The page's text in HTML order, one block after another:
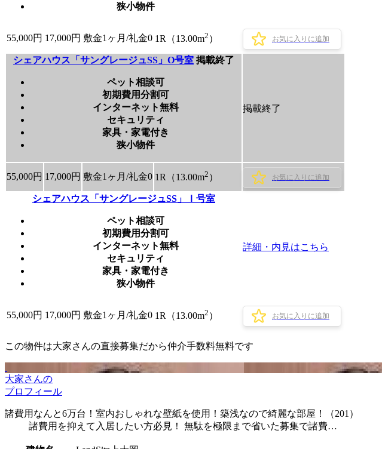
狭小物件
55,000円 17,000円 敷金1ヶ月/礼金0 1R（13.00m2 ） お気に入りに追加
シェアハウス「サングレージュSS」O号室 掲載終了
ペット相談可
初期費用分割可
インターネット無料
セキュリティ
家具・家電付き
狭小物件
掲載終了
55,000円 17,000円 敷金1ヶ月/礼金0 1R（13.00m2 ） お気に入りに追加
シェアハウス「サングレージュSS」Ｉ号室
ペット相談可
初期費用分割可
インターネット無料
セキュリティ
家具・家電付き
狭小物件
詳細・内見はこちら
55,000円 17,000円 敷金1ヶ月/礼金0 1R（13.00m2 ） お気に入りに追加
この物件は大家さんの直接募集だから仲介手数料無料です
大家さんの
プロフィール
諸費用なんと6万台！室内おしゃれな壁紙を使用！築浅なので綺麗な部屋！（201）
諸費用を抑えて入居したい方必見！ 無駄を極限まで省いた募集で諸費…